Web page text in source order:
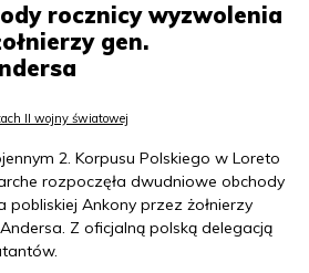
rocznicy wyzwolenia
gen.
II wojny światowej
2. Korpusu Polskiego w Loreto
rozpoczęła dwudniowe obchody
pobliskiej Ankony przez żołnierzy
Z oficjalną polską delegacją